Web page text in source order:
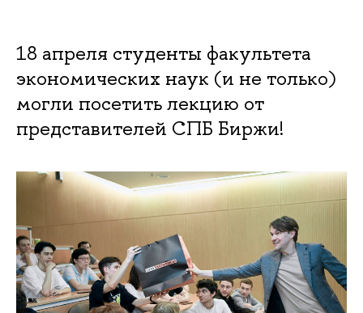
18 апреля студенты факультета
экономических наук (и не только)
могли посетить лекцию от
представителей СПБ Биржи!